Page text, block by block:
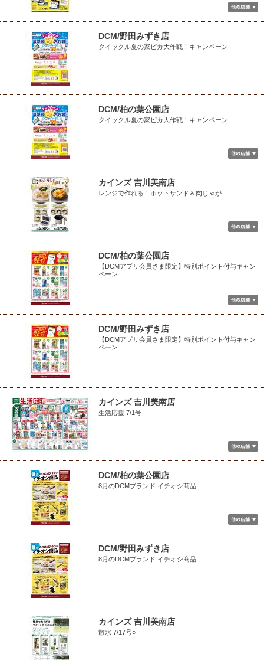
DCM/野田みずき店
クイックル夏の家ピカ大作戦！キャンペーン
DCM/柏の葉公園店
クイックル夏の家ピカ大作戦！キャンペーン
カインズ 吉川美南店
レンジで作れる！ホットサンド＆肉じゃが
DCM/柏の葉公園店
【DCMアプリ会員さま限定】特別ポイント付与キャン
ペーン
DCM/野田みずき店
【DCMアプリ会員さま限定】特別ポイント付与キャン
ペーン
カインズ 吉川美南店
生活応援 7/1号
DCM/柏の葉公園店
8月のDCMブランド イチオシ商品
DCM/野田みずき店
8月のDCMブランド イチオシ商品
カインズ 吉川美南店
散水 7/17号○